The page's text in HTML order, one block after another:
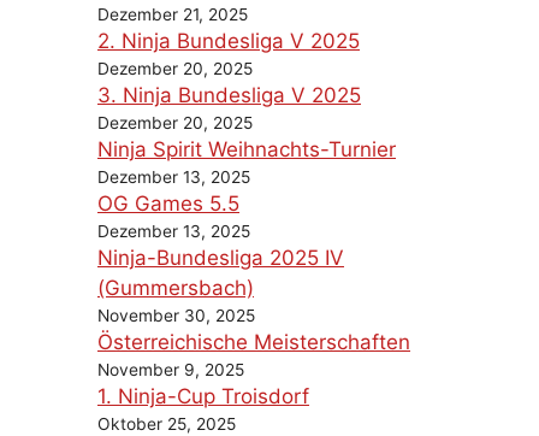
Dezember 21, 2025
2. Ninja Bundesliga V 2025
Dezember 20, 2025
3. Ninja Bundesliga V 2025
Dezember 20, 2025
Ninja Spirit Weihnachts-Turnier
Dezember 13, 2025
OG Games 5.5
Dezember 13, 2025
Ninja-Bundesliga 2025 IV
(Gummersbach)
November 30, 2025
Österreichische Meisterschaften
November 9, 2025
1. Ninja-Cup Troisdorf
Oktober 25, 2025